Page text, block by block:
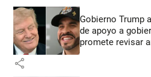
Gobierno Trump
de apoyo a
promete revisar
share